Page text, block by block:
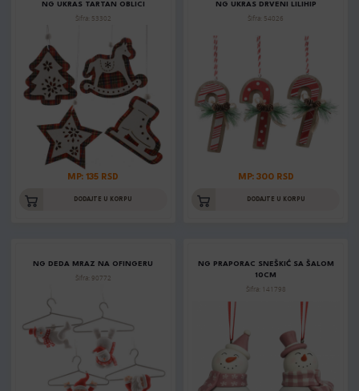
NG UKRAS TARTAN OBLICI
Šifra: 53302
MP: 135 RSD
DODAJTE U KORPU
NG UKRAS DRVENI LILIHIP
Šifra: 54026
MP: 300 RSD
DODAJTE U KORPU
NG DEDA MRAZ NA OFINGERU
Šifra: 90772
NG PRAPORAC SNEŠKIĆ SA ŠALOM
10CM
Šifra: 141798